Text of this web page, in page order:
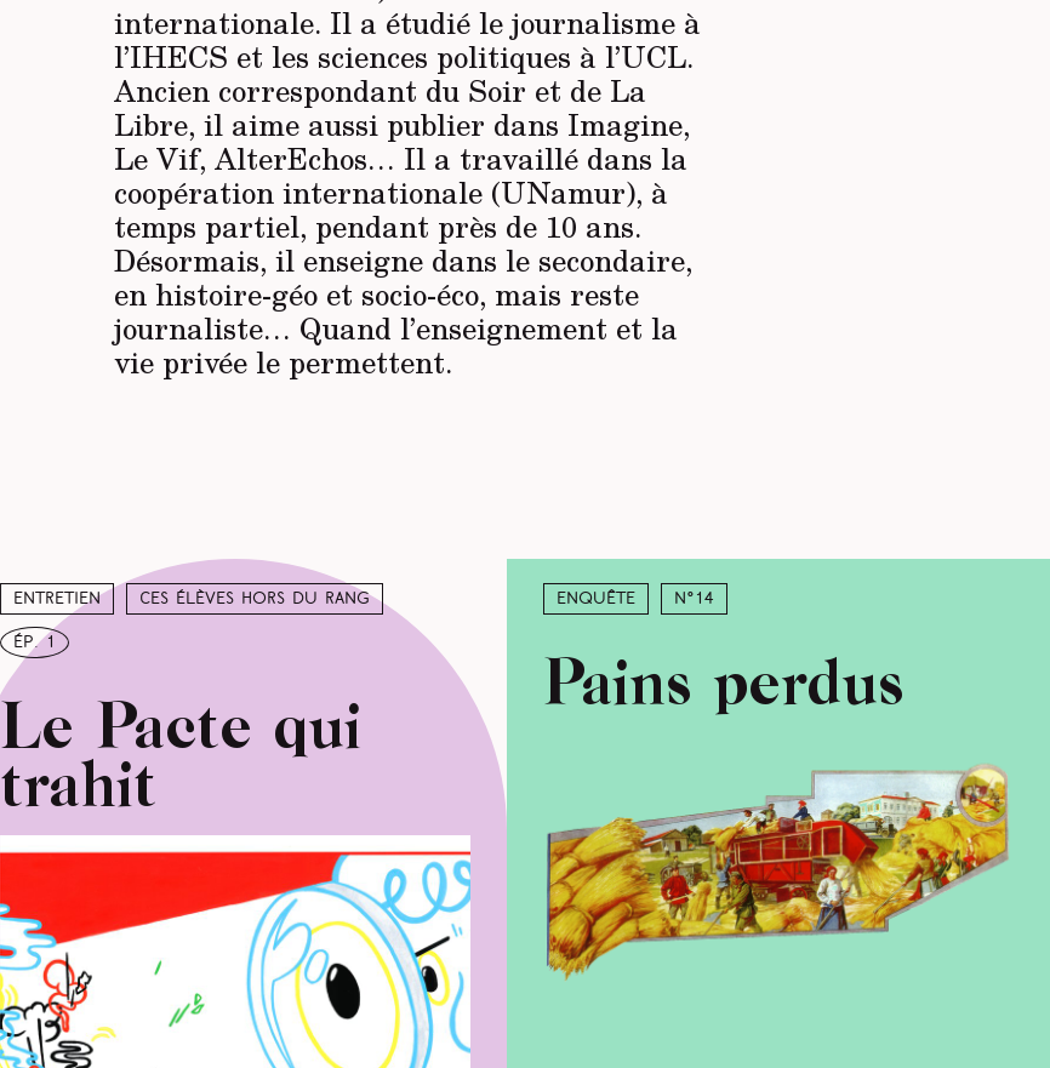
internationale. Il a étudié le journalisme à
l’IHECS et les sciences politiques à l’UCL.
Ancien correspondant du Soir et de La
Libre, il aime aussi publier dans Imagine,
Le Vif, AlterEchos… Il a travaillé dans la
coopération internationale (UNamur), à
temps partiel, pendant près de 10 ans.
Désormais, il enseigne dans le secondaire,
en histoire-géo et socio-éco, mais reste
journaliste… Quand l’enseignement et la
vie privée le permettent.
Entretien Ces élèves hors du rang
ép. 1
Le Pacte qui
trahit
Enquête N°14
Pains perdus